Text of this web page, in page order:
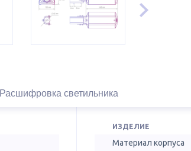
Расшифровка светильника
ИЗДЕЛИЕ
Материал корпуса